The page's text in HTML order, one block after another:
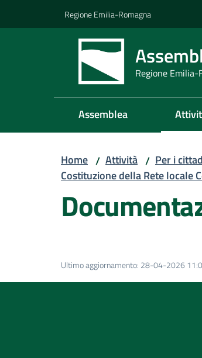
Regione Emilia-Romagna
Regione Emilia-
Assemblea
Home / Attività / Per i
Costituzione della Rete locale
Ultimo aggiornamento: 28-04-2026